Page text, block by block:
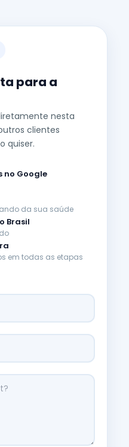
para a
nesta
clientes
quiser.
no Google
da sua saúde
Brasil
em todas as etapas